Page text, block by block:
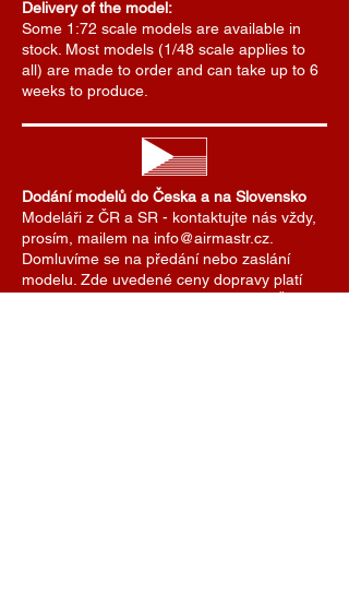
Delivery of the model:
Some 1:72 scale models are available in
stock. Most models (1/48 scale applies to
all) are made to order and can take up to 6
weeks to produce.
Dodání modelů do Česka a na Slovensko
Modeláři z ČR a SR - kontaktujte nás vždy,
prosím, mailem na info@airmastr.cz.
Domluvíme se na předání nebo zaslání
modelu. Zde uvedené ceny dopravy platí